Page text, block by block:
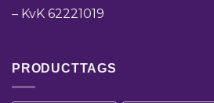
– KvK 62221019
PRODUCTTAGS